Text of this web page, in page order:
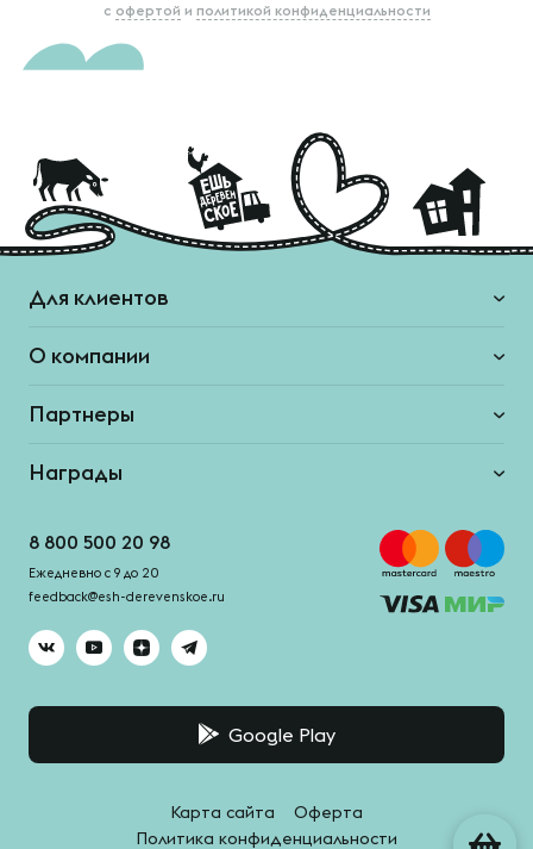
с офертой и политикой конфиденциальности
Для клиентов
О компании
Партнеры
Награды
8 800 500 20 98
Ежедневно с 9 до 20
feedback@esh-derevenskoe.ru
Google Play
Карта сайта
Оферта
Политика конфиденциальности